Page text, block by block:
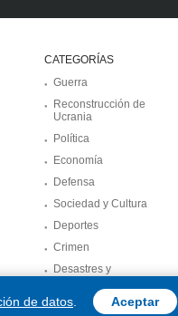
CATEGORÍAS
Guerra
Reconstrucción de
Ucrania
Política
Economía
Defensa
Sociedad y Cultura
Deportes
Crimen
Desastres y
de datos Aceptar